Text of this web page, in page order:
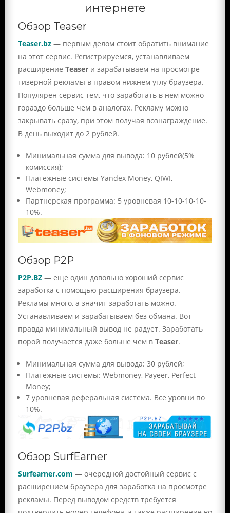
интернете
Обзор Teaser
Teaser.bz— первым делом стоит обратить внимание
на этот cервис. Регистрируемся, устанавливаем
расширение Teaserи зарабатываем на просмотре
тизерной рекламы в правом нижнем углу браузера.
Популярен сервис тем, что заработать в нем можно
гораздо больше чем в аналогах. Рекламу можно
закрывать сразу, при этом получая вознаграждение.
В день выходит до 2 рублей.
Минимальная сумма для вывода: 10 рублей(5%
комиссия);
Платежные системы Yandex Money, QIWI,
Webmoney;
Партнерская программа: 5 уровневая 10-10-10-10-
10%.
Обзор P2P
P2P.BZ— еще один довольно хороший сервис
заработка с помощью расширения браузера.
Рекламы много, а значит заработать можно.
Устанавливаем и зарабатываем без обмана. Вот
правда минимальный вывод не радует. Заработать
порой получается даже больше чем в Teaser.
Минимальная сумма для вывода: 30 рублей;
Платежные системы: Webmoney, Payeer, Perfect
Money;
7 уровневая реферальная система. Все уровни по
10%.
Обзор SurfEarner
Surfearner.com — очередной достойный сервис с
расширением браузера для заработка на просмотре
рекламы. Перед выводом средств требуется